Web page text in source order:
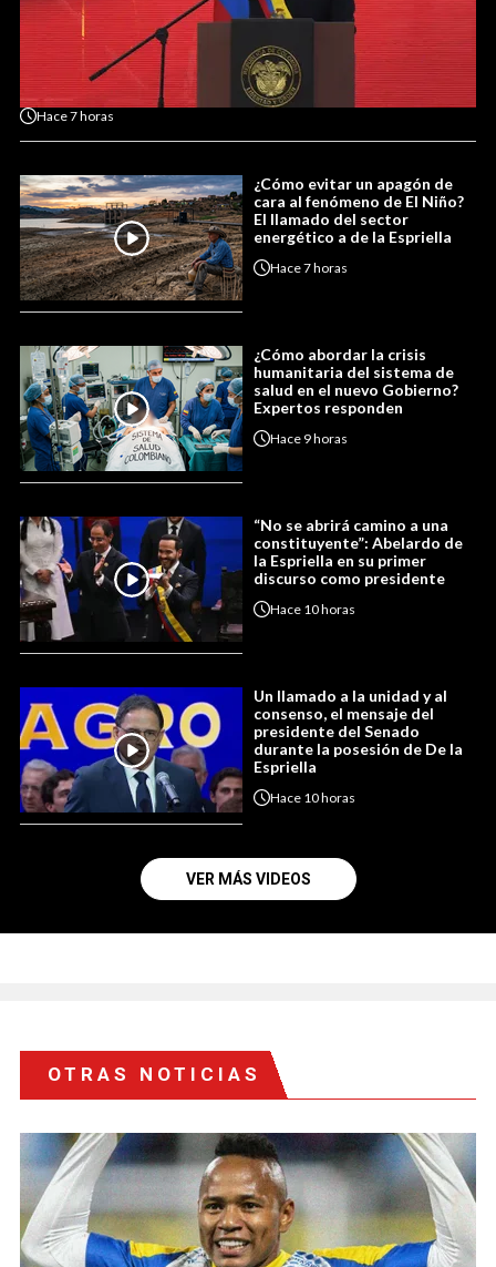
Hace7 horas
¿Cómo evitar un apagón de
cara al fenómeno de El Niño?
El llamado del sector
energético a de la Espriella
Hace7 horas
¿Cómo abordar la crisis
humanitaria del sistema de
salud en el nuevo Gobierno?
Expertos responden
Hace 9 horas
“No se abrirá camino a una
constituyente”: Abelardo de
la Espriella en su primer
discurso como presidente
Hace 10 horas
Un llamado a la unidad y al
consenso, el mensaje del
presidente del Senado
durante la posesión de De la
Espriella
Hace 10 horas
VER MÁS VIDEOS
OTRAS NOTICIAS